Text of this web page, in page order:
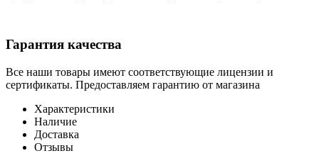
Гарантия качества
Все наши товары имеют соответствующие лицензии и
сертификаты. Предоставляем гарантию от магазина
Характеристики
Наличие
Доставка
Отзывы